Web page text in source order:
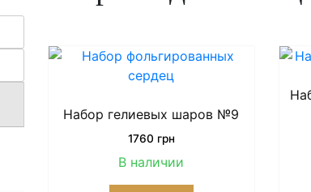
цена
Набор гелиевых шаров №9
1760 грн
В наличии